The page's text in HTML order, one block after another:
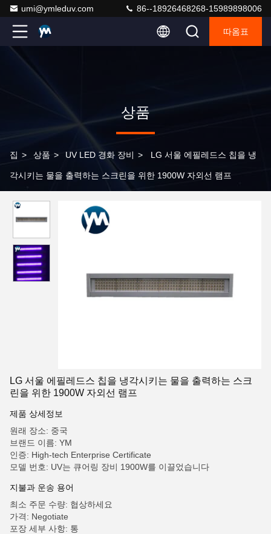
umi@ymleduv.com 86--18926468268-15989898006
따옴표
상품
집 > 상품 > UV LED 경화 장비 > LG 서울 에필레드스 칩을 냉
각시키는 물을 출력하는 스크린을 위한 1900W 자외선 램프
LG 서울 에필레드스 칩을 냉각시키는 물을 출력하는 스크
린을 위한 1900W 자외선 램프
제품 상세정보
원래 장소: 중국
브랜드 이름: YM
인증: High-tech Enterprise Certificate
모델 번호: UV는 큐어링 장비 1900W를 이끌었습니다
지불과 운송 용어
최소 주문 수량: 협상하세요
가격: Negotiate
포장 세부 사항: 통